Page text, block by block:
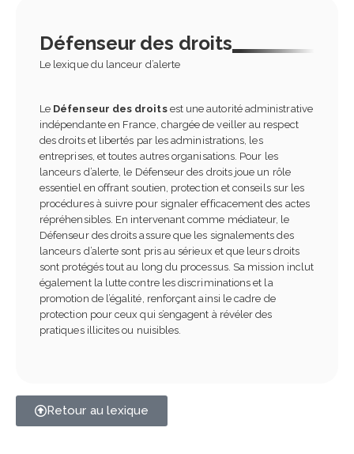
Défenseur des droits
Le lexique du lanceur d’alerte
Le Défenseur des droitsest une autorité administrative
indépendante en France, chargée de veiller au respect
des droits et libertés par les administrations, les
entreprises, et toutes autres organisations. Pour les
lanceurs d’alerte, le Défenseur des droits joue un rôle
essentiel en offrant soutien, protection et conseils sur les
procédures à suivre pour signaler efficacement des actes
répréhensibles. En intervenant comme médiateur, le
Défenseur des droits assure que les signalements des
lanceurs d’alerte sont pris au sérieux et que leurs droits
sont protégés tout au long du processus. Sa mission inclut
également la lutte contre les discriminations et la
promotion de l’égalité, renforçant ainsi le cadre de
protection pour ceux qui s’engagent à révéler des
pratiques illicites ou nuisibles.
Retour au lexique